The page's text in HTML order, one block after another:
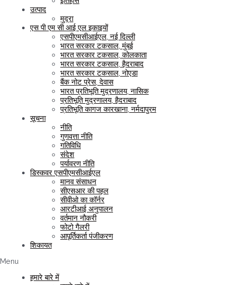
उत्पाद
मुद्रा
एस पी एम सी आई एल इकाइयों
एसपीएमसीआईएल, नई दिल्ली
भारत सरकार टकसाल, मुंबई
भारत सरकार टकसाल, कोलकाता
भारत सरकार टकसाल, हैदराबाद
भारत सरकार टकसाल, नोएडा
बैंक नोट प्रेस, देवास
भारत प्रतिभूति मुद्रणालय, नासिक
प्रतिभूति मुद्रणालय, हैदराबाद
प्रतिभूति कागज कारखाना, नर्मदापुरम
सूचना
नीति
गुणवत्ता नीति
गतिविधि
संदेश
पर्यावरण नीति
डिस्कवर एसपीएमसीआईएल
मानव संसाधन
सीएसआर की पहल
सीवीओ का कॉर्नर
आरटीआई अनुपालन
वर्तमान नौकरी
फोटो गैलरी
आपूर्तिकर्ता पंजीकरण
शिकायत
Menu
हमारे बारे में